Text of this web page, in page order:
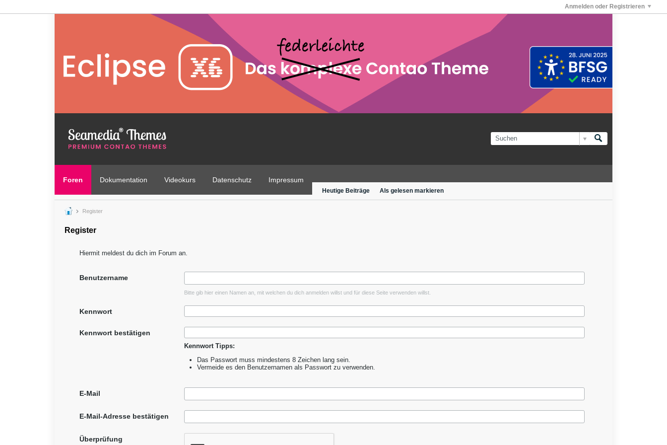
Anmelden oder Registrieren
Foren Dokumentation Videokurs Datenschutz Impressum
Heutige Beiträge Als gelesen markieren
Register
Register
Hiermit meldest du dich im Forum an.
Benutzername
Bitte gib hier einen Namen an, mit welchen du dich anmelden willst und für diese Seite verwenden willst.
Kennwort
Kennwort bestätigen
Kennwort Tipps:
Das Passwort muss mindestens 8 Zeichen lang sein.
Vermeide es den Benutzernamen als Passwort zu verwenden.
E-Mail
E-Mail-Adresse bestätigen
Überprüfung